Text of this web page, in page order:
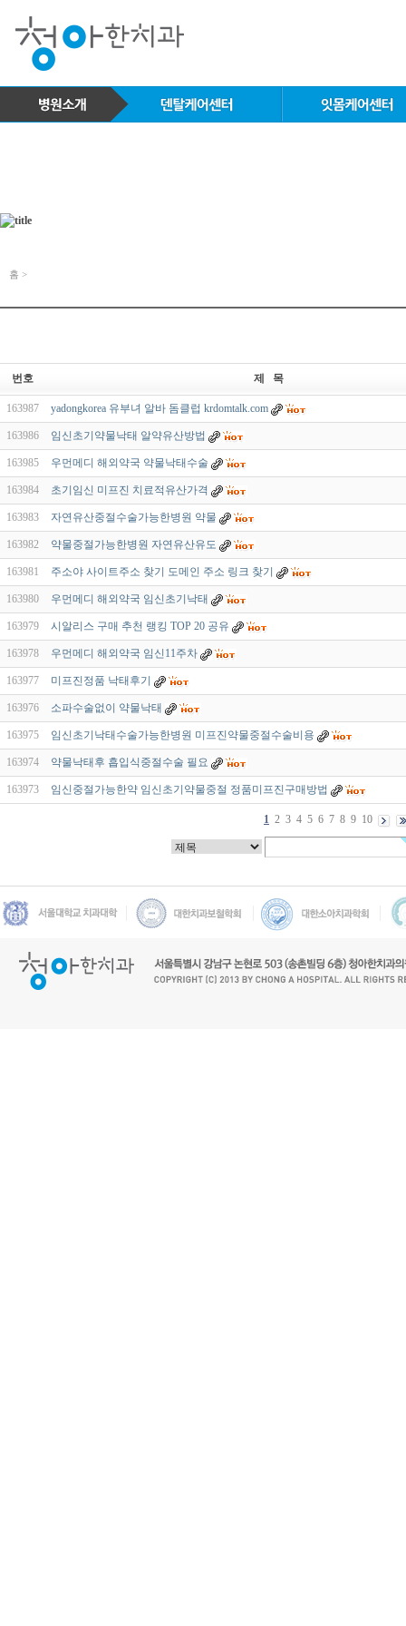
홈 >
번호 제 목
163987 yadongkorea 유부녀 알바 돔클럽 krdomtalk.com
163986 임신초기약물낙태 알약유산방법
163985 우먼메디 해외약국 약물낙태수술
163984 초기임신 미프진 치료적유산가격
163983 자연유산중절수술가능한병원 약물
163982 약물중절가능한병원 자연유산유도
163981 주소야 사이트주소 찾기 도메인 주소 링크 찾기
163980 우먼메디 해외약국 임신초기낙태
163979 시알리스 구매 추천 랭킹 TOP 20 공유
163978 우먼메디 해외약국 임신11주차
163977 미프진정품 낙태후기
163976 소파수술없이 약물낙태
163975 임신초기낙태수술가능한병원 미프진약물중절수술비용
163974 약물낙태후 흡입식중절수술 필요
163973 임신중절가능한약 임신초기약물중절 정품미프진구매방법
1 2 3 4 5 6 7 8 9 10